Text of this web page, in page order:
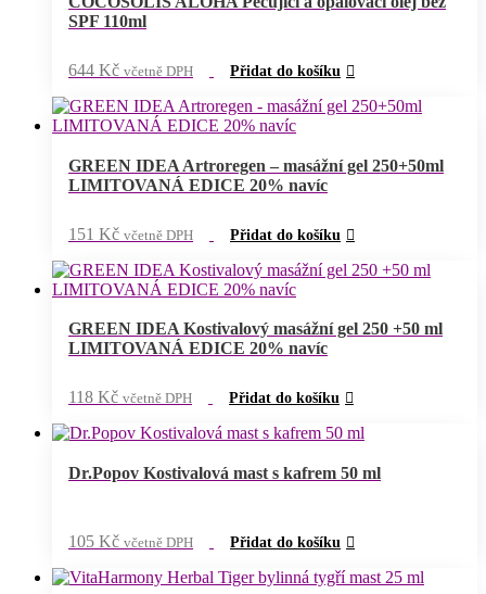
SPF 110ml
644 Kč včetně DPH Přidat do košíku
GREEN IDEA Artroregen – masážní gel 250+50ml
LIMITOVANÁ EDICE 20% navíc
151 Kč včetně DPH Přidat do košíku
GREEN IDEA Kostivalový masážní gel 250 +50 ml
LIMITOVANÁ EDICE 20% navíc
118 Kč včetně DPH Přidat do košíku
Dr.Popov Kostivalová mast s kafrem 50 ml
105 Kč včetně DPH Přidat do košíku